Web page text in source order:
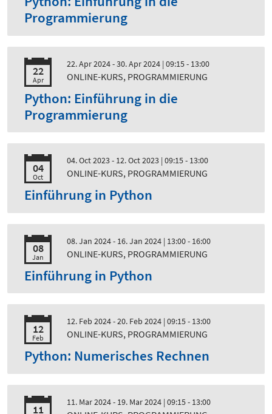
Programmierung
22
Apr
22. Apr 2024 - 30. Apr 2024 | 09:15 - 13:00
ONLINE-KURS, PROGRAMMIERUNG
Python: Einführung in die
Programmierung
04
Oct
04. Oct 2023 - 12. Oct 2023 | 09:15 - 13:00
ONLINE-KURS, PROGRAMMIERUNG
Einführung in Python
08
Jan
08. Jan 2024 - 16. Jan 2024 | 13:00 - 16:00
ONLINE-KURS, PROGRAMMIERUNG
Einführung in Python
12
Feb
12. Feb 2024 - 20. Feb 2024 | 09:15 - 13:00
ONLINE-KURS, PROGRAMMIERUNG
Python: Numerisches Rechnen
11
11. Mar 2024 - 19. Mar 2024 | 09:15 - 13:00